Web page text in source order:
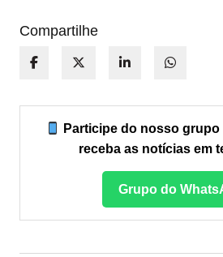
Compartilhe
Participe do nosso
receba as notícias em
Grupo do